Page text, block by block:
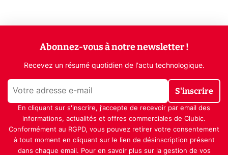
Abonnez-vous à notre newsletter !
Recevez un résumé quotidien de l'actu technologique.
S'inscrire
En cliquant sur s'inscrire, j’accepte de recevoir par email des
informations, actualités et offres commerciales de Clubic.
Conformément au RGPD, vous pouvez retirer votre consentement
à tout moment en cliquant sur le lien de désinscription présent
dans chaque email. Pour en savoir plus sur la gestion de vos